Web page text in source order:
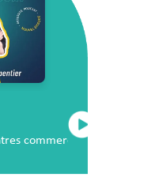
commerciaux de demain